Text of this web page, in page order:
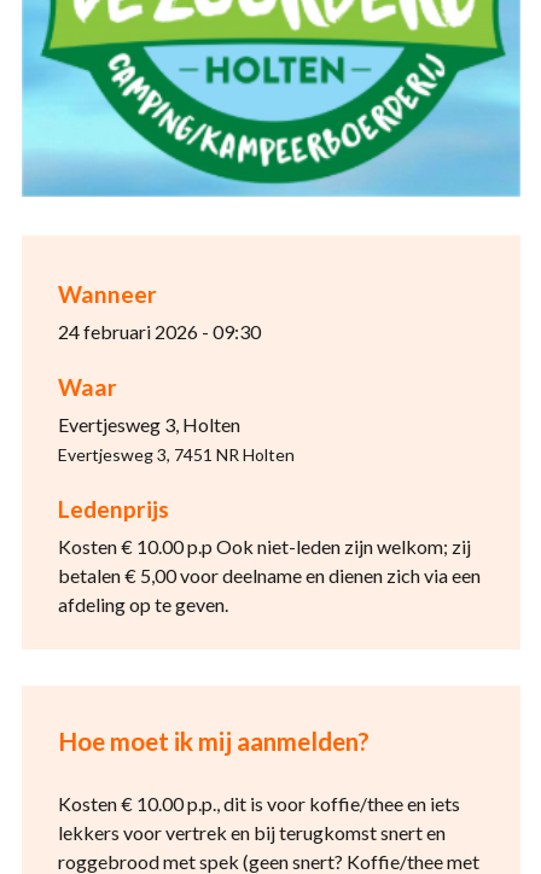
Wanneer
24 februari 2026 - 09:30
Waar
Evertjesweg 3, Holten
Evertjesweg 3, 7451 NR Holten
Ledenprijs
Kosten € 10.00 p.p Ook niet-leden zijn welkom; zij
betalen € 5,00 voor deelname en dienen zich via een
afdeling op te geven.
Hoe moet ik mij aanmelden?
Kosten € 10.00 p.p., dit is voor koffie/thee en iets
lekkers voor vertrek en bij terugkomst snert en
roggebrood met spek (geen snert? Koffie/thee met